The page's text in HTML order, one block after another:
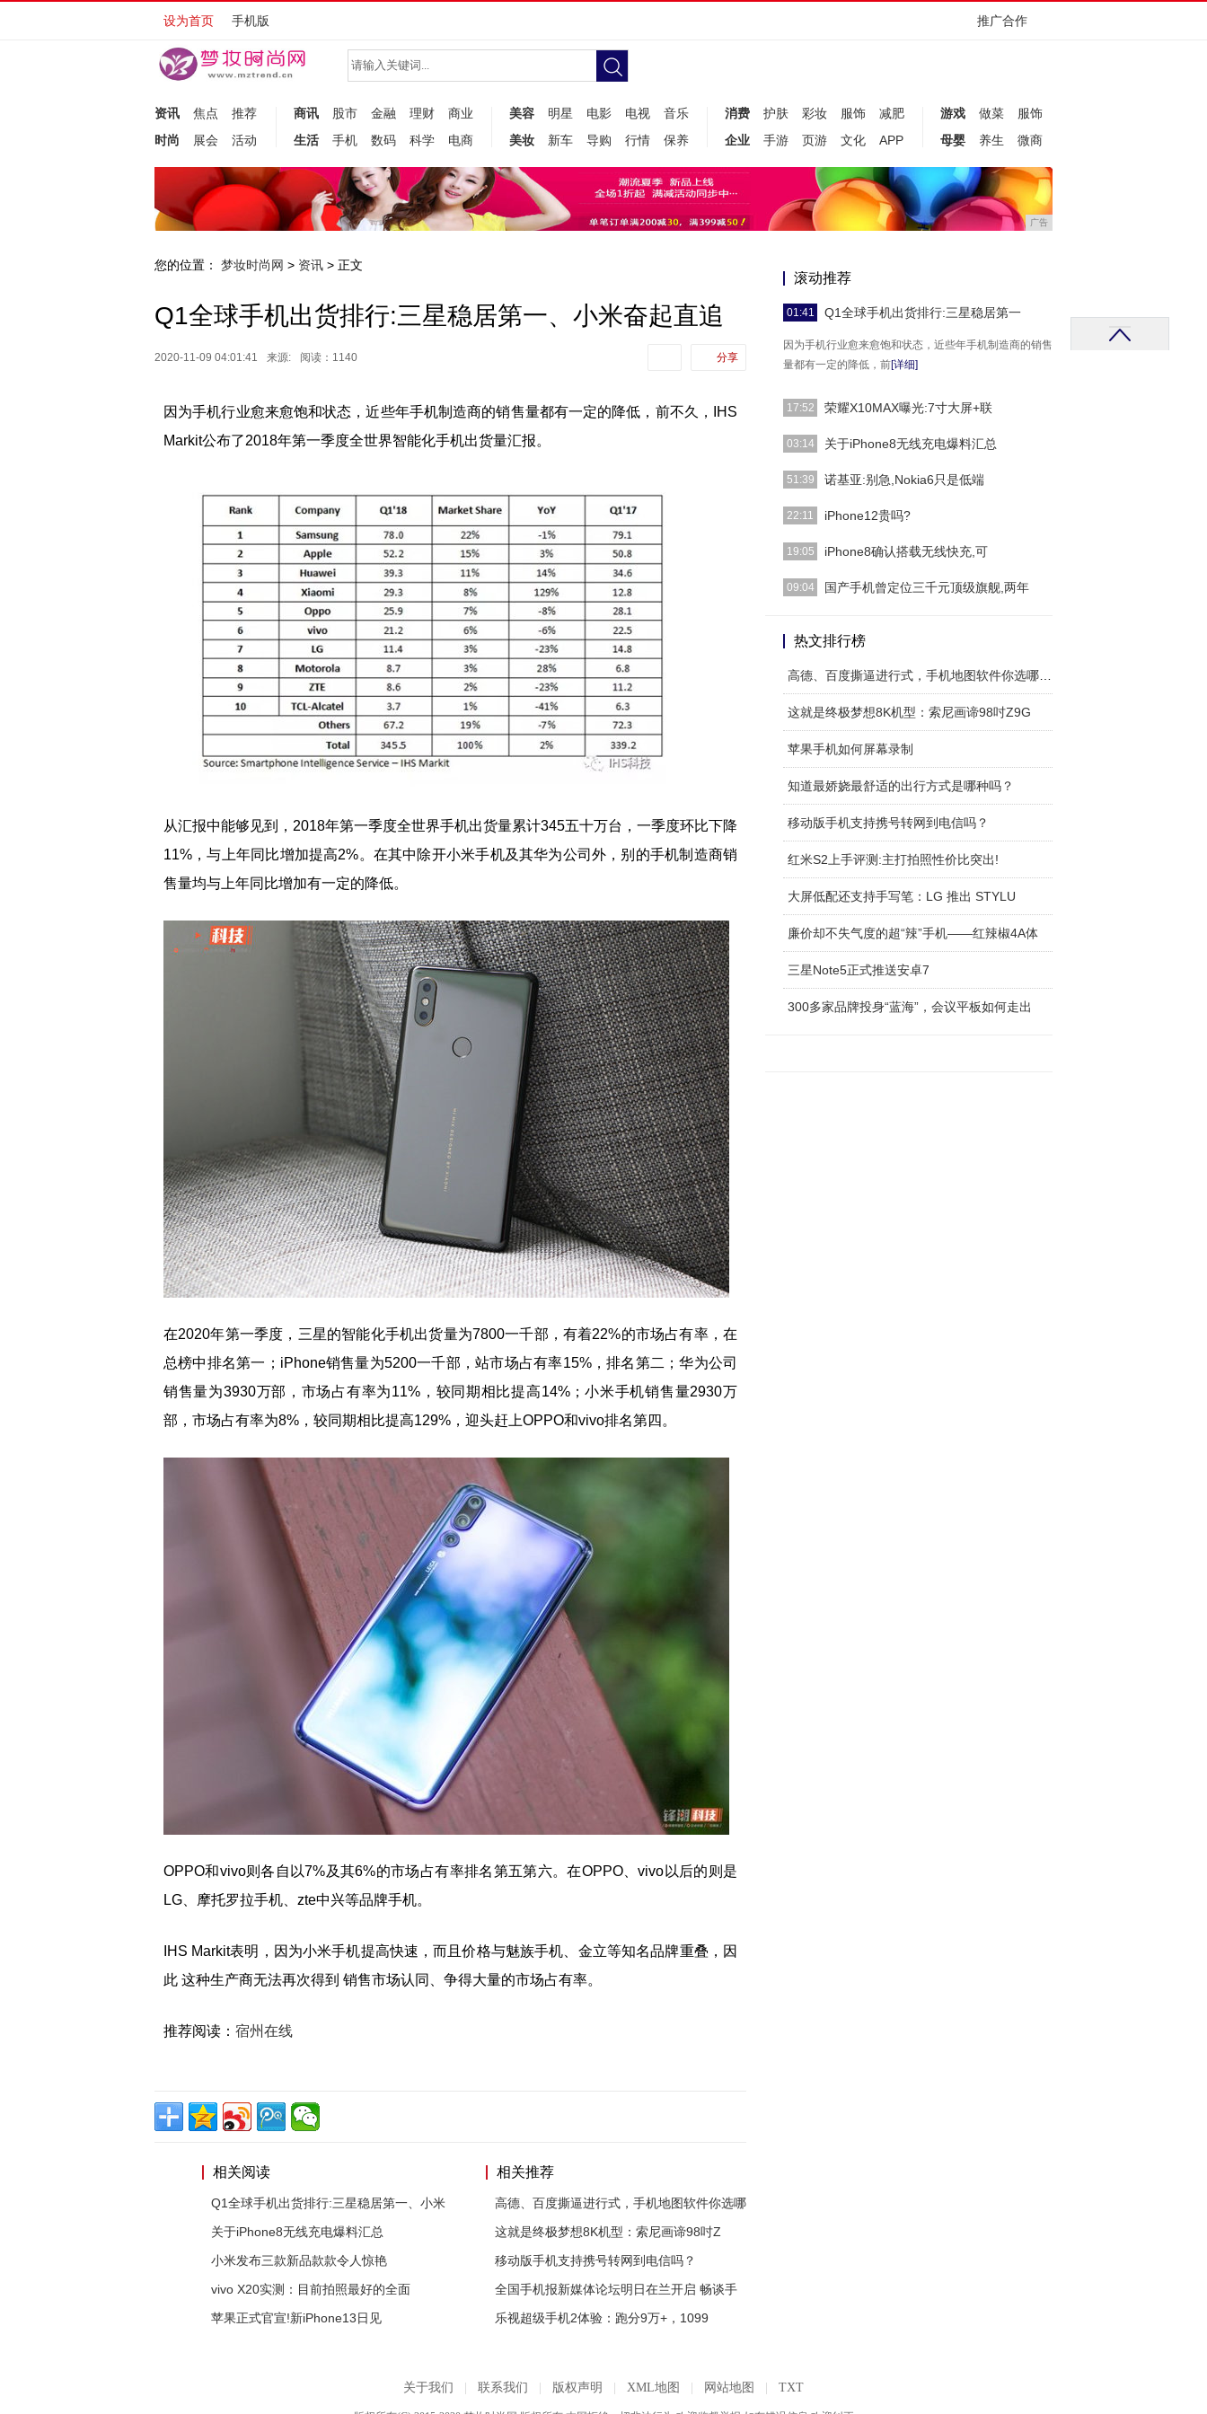
设为首页 手机版 推广合作
资讯 焦点
推荐
时尚
展会 活动
商讯 股市 金融 理财
商业
生活
手机 数码 科学 电商
美容 明星 电影 电视
音乐
美妆
新车 导购 行情 保养
消费 护肤 彩妆 服饰
减肥
企业
手游 页游 文化 APP
游戏 做菜
服饰
母婴
养生 微商
广告
您的位置： 梦妆时尚网 > 资讯 > 正文
Q1全球手机出货排行:三星稳居第一、小米奋起直追
2020-11-09 04:01:41 来源: 阅读：1140 分享
因为手机行业愈来愈饱和状态，近些年手机制造商的销售量都有一定的降低，前不久，IHS
Markit公布了2018年第一季度全世界智能化手机出货量汇报。
从汇报中能够见到，2018年第一季度全世界手机出货量累计345五十万台，一季度环比下降
11%，与上年同比增加提高2%。在其中除开小米手机及其华为公司外，别的手机制造商销
售量均与上年同比增加有一定的降低。
在2020年第一季度，三星的智能化手机出货量为7800一千部，有着22%的市场占有率，在
总榜中排名第一；iPhone销售量为5200一千部，站市场占有率15%，排名第二；华为公司
销售量为3930万部，市场占有率为11%，较同期相比提高14%；小米手机销售量2930万
部，市场占有率为8%，较同期相比提高129%，迎头赶上OPPO和vivo排名第四。
OPPO和vivo则各自以7%及其6%的市场占有率排名第五第六。在OPPO、vivo以后的则是
LG、摩托罗拉手机、zte中兴等品牌手机。
IHS Markit表明，因为小米手机提高快速，而且价格与魅族手机、金立等知名品牌重叠，因
此 这种生产商无法再次得到 销售市场认同、争得大量的市场占有率。
推荐阅读： 宿州在线
相关阅读
Q1全球手机出货排行:三星稳居第一、小米
关于iPhone8无线充电爆料汇总
小米发布三款新品款款令人惊艳
vivo X20实测：目前拍照最好的全面
苹果正式官宣!新iPhone13日见
相关推荐
高德、百度撕逼进行式，手机地图软件你选哪
这就是终极梦想8K机型：索尼画谛98吋Z
移动版手机支持携号转网到电信吗？
全国手机报新媒体论坛明日在兰开启 畅谈手
乐视超级手机2体验：跑分9万+，1099
滚动推荐
01:41 Q1全球手机出货排行:三星稳居第一
因为手机行业愈来愈饱和状态，近些年手机制造商的销售
量都有一定的降低，前[详细]
17:52 荣耀X10MAX曝光:7寸大屏+联
荣誉在2020年五月公布了荣耀X10系列产品手机上，配
03:14 关于iPhone8无线充电爆料汇总
iPhone 8做为iPhone发售十周年之作，全世界果酵对它
51:39 诺基亚:别急,Nokia6只是低端
猜来到刚开始却没猜中完毕，Nokia在新春刚开始的第八
22:11 iPhone12贵吗?
近期盆友听闻公布了iPhone 12，就来资询点评君，这一
19:05 iPhone8确认搭载无线快充,可
说起iPhone的的确确败给安卓机的地区，沒有快速充电
09:04 国产手机曾定位三千元顶级旗舰,两年
华为公司算作中国通讯
热文排行榜
这就是终极梦想8K机型：索尼画谛98吋Z9G
苹果手机如何屏幕录制
知道最娇娆最舒适的出行方式是哪种吗？
移动版手机支持携号转网到电信吗？
红米S2上手评测:主打拍照性价比突出!
大屏低配还支持手写笔：LG 推出 STYLU
廉价却不失气度的超“辣”手机——红辣椒4A体
三星Note5正式推送安卓7
300多家品牌投身“蓝海”，会议平板如何走出
关于我们 联系我们 版权声明 XML地图 网站地图 TXT